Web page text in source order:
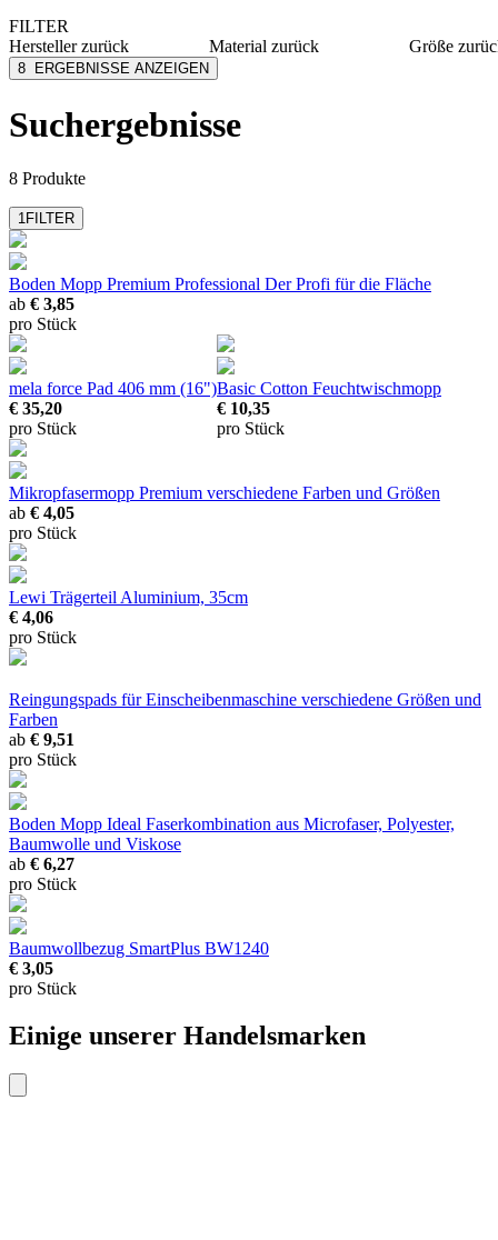
FILTER
Herstellerzurück
M Tex
Mobiloclean
Numatic
Material zurück
Größe
8 ERGEBNISSE ANZEIGEN
Suchergebnisse
8 Produkte
1FILTER
Boden Mopp Premium Professional Der Profi für die Fläche
ab € 3,85
pro Stück
mela force Pad 406 mm (16")
€ 35,20
pro Stück
Basic Cotton Feuchtwischmopp
€ 10,35
pro Stück
Mikropfasermopp Premium verschiedene Farben und Größen
ab € 4,05
pro Stück
Lewi Trägerteil Aluminium, 35cm
€ 4,06
pro Stück
Reingungspads für Einscheibenmaschine verschiedene Größen und
Farben
ab € 9,51
pro Stück
Boden Mopp Ideal Faserkombination aus Microfaser, Polyester,
Baumwolle und Viskose
ab € 6,27
pro Stück
Baumwollbezug SmartPlus BW1240
€ 3,05
pro Stück
Einige unserer Handelsmarken